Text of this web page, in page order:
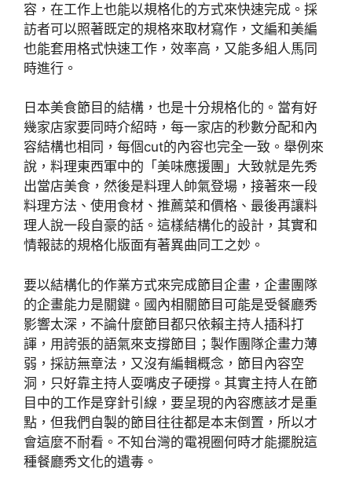
容，在工作上也能以規格化的方式來快速完成。採
訪者可以照著既定的規格來取材寫作，文編和美編
也能套用格式快速工作，效率高，又能多組人馬同
時進行。
日本美食節目的結構，也是十分規格化的。當有好
幾家店家要同時介紹時，每一家店的秒數分配和內
容結構也相同，每個cut的內容也完全一致。舉例來
說，料理東西軍中的「美味應援團」大致就是先秀
出當店美食，然後是料理人帥氣登場，接著來一段
料理方法、使用食材、推薦菜和價格、最後再讓料
理人說一段自豪的話。這樣結構化的設計，其實和
情報誌的規格化版面有著異曲同工之妙。
要以結構化的作業方式來完成節目企畫，企畫團隊
的企畫能力是關鍵。國內相關節目可能是受餐廳秀
影響太深，不論什麼節目都只依賴主持人插科打
諢，用誇張的語氣來支撐節目；製作團隊企畫力薄
弱，採訪無章法，又沒有編輯概念，節目內容空
洞，只好靠主持人耍嘴皮子硬撐。其實主持人在節
目中的工作是穿針引線，要呈現的內容應該才是重
點，但我們自製的節目往往都是本末倒置，所以才
會這麼不耐看。不知台灣的電視圈何時才能擺脫這
種餐廳秀文化的遺毒。